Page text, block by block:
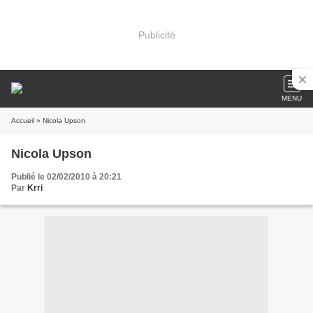
Publicité
MENU
Accueil » Nicola Upson
Nicola Upson
Publié le 02/02/2010 à 20:21
Par Krri